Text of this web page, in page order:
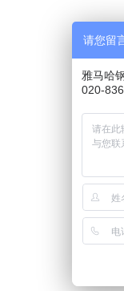
请您留
雅马哈
020-